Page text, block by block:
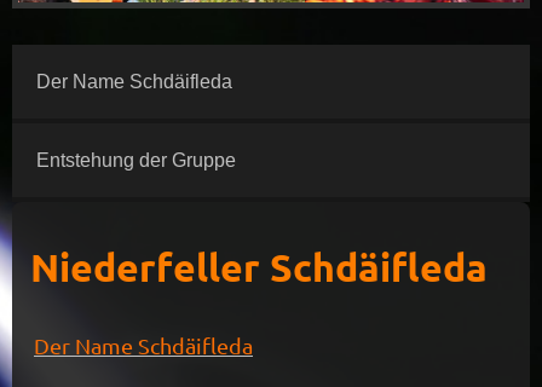
Der Name Schdäifleda
Entstehung der Gruppe
Niederfeller Schdäifleda
Der Name Schdäifleda